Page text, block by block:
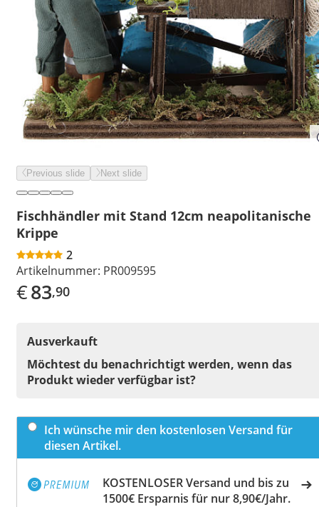
Previous slide Next slide
Fischhändler mit Stand 12cm neapolitanische
Krippe
2
Artikelnummer: PR009595
€83,90
Ausverkauft
Möchtest du benachrichtigt werden, wenn das
Produkt wieder verfügbar ist?
Ich wünsche mir den kostenlosen Versand für
diesen Artikel.
KOSTENLOSER Versand und bis zu
1500€ Ersparnis für nur 8,90€/Jahr.